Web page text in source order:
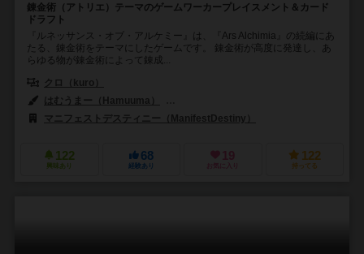
錬金術（アトリエ）テーマのゲームワーカープレイスメント＆カード
ドラフト
『ルネッサンス・オブ・アルケミー』は、『Ars Alchimia』の続編にあ
たる、錬金術をテーマにしたゲームです。 錬金術が高度に発達し、あ
らゆる物が錬金術によって錬成...
クロ（kuro）
はむうまー（Hamuuma）
マニフェストデスティニー（ManifestDestiny）
122
興味あり
68
経験あり
19
お気に入り
122
持ってる